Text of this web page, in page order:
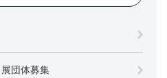
団体募集